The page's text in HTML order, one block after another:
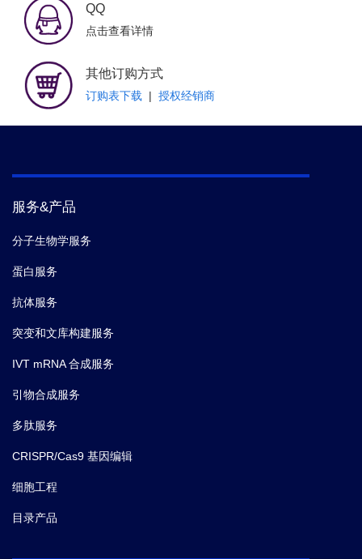
QQ
点击查看详情
其他订购方式
订购表下载 | 授权经销商
服务&产品
分子生物学服务
蛋白服务
抗体服务
突变和文库构建服务
IVT mRNA 合成服务
引物合成服务
多肽服务
CRISPR/Cas9 基因编辑
细胞工程
目录产品